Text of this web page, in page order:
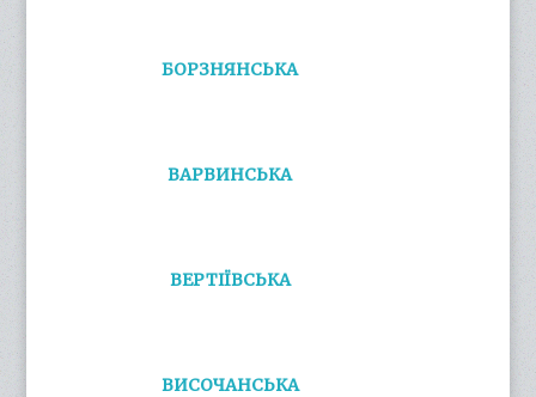
БОРЗНЯНСЬКА
ВАРВИНСЬКА
ВЕРТІЇВСЬКА
ВИСОЧАНСЬКА